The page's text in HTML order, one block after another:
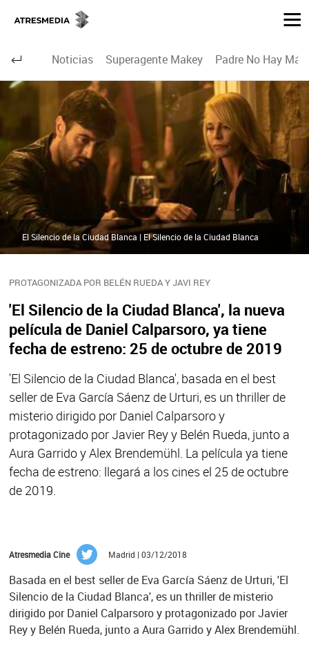
Noticias Superagente Makey Padre No Hay
PROTAGONIZADA POR BELÉN RUEDA Y JAVI REY
'El Silencio de la Ciudad Blanca', la nueva
película de Daniel Calparsoro, ya tiene
fecha de estreno: 25 de octubre de 2019
'El Silencio de la Ciudad Blanca', basada en el best
seller de Eva García Sáenz de Urturi, es un thriller de
misterio dirigido por Daniel Calparsoro y
protagonizado por Javier Rey y Belén Rueda, junto a
Aura Garrido y Alex Brendemühl. La película ya tiene
fecha de estreno: llegará a los cines el 25 de octubre
de 2019.
El Silencio de la Ciudad Blanca | El Silencio de la Ciudad Blanca
Atresmedia Cine Madrid | 03/12/2018
Basada en el best seller de Eva García Sáenz de Urturi, 'El
Silencio de la Ciudad Blanca', es un thriller de misterio
dirigido por Daniel Calparsoro y protagonizado por Javier
Rey y Belén Rueda, junto a Aura Garrido y Alex Brendemühl.